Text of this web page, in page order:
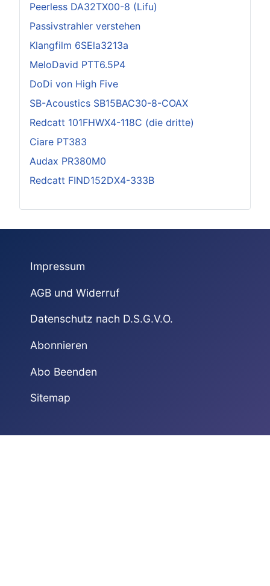
Peerless DA32TX00-8 (Lifu)
Passivstrahler verstehen
Klangfilm 6SEla3213a
MeloDavid PTT6.5P4
DoDi von High Five
SB-Acoustics SB15BAC30-8-COAX
Redcatt 101FHWX4-118C (die dritte)
Ciare PT383
Audax PR380M0
Redcatt FIND152DX4-333B
Impressum
AGB und Widerruf
Datenschutz nach D.S.G.V.O.
Abonnieren
Abo Beenden
Sitemap